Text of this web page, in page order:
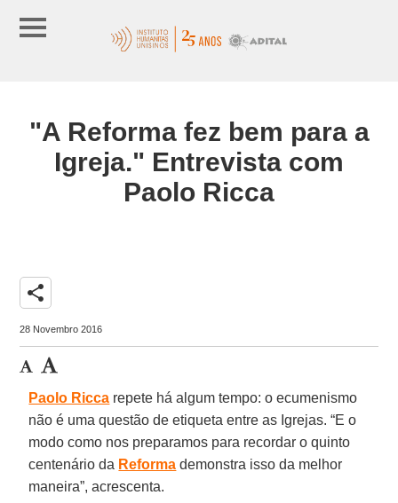
"A Reforma fez bem para a
Igreja." Entrevista com
Paolo Ricca
share
28 Novembro 2016
Paolo Ricca repete há algum tempo: o ecumenismo
não é uma questão de etiqueta entre as Igrejas. “E o
modo como nos preparamos para recordar o quinto
centenário da Reforma demonstra isso da melhor
maneira”, acrescenta.